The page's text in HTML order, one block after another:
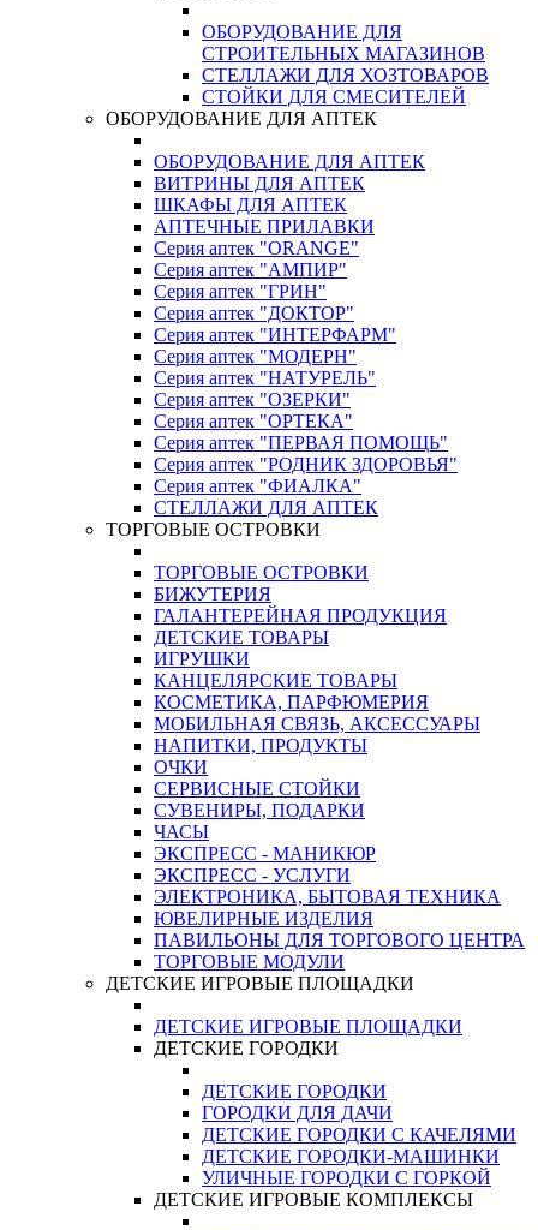
ОБОРУДОВАНИЕ ДЛЯ
СТРОИТЕЛЬНЫХ МАГАЗИНОВ
СТЕЛЛАЖИ ДЛЯ ХОЗТОВАРОВ
СТОЙКИ ДЛЯ СМЕСИТЕЛЕЙ
ОБОРУДОВАНИЕ ДЛЯ АПТЕК
ОБОРУДОВАНИЕ ДЛЯ АПТЕК
ВИТРИНЫ ДЛЯ АПТЕК
ШКАФЫ ДЛЯ АПТЕК
АПТЕЧНЫЕ ПРИЛАВКИ
Серия аптек "ORANGE"
Серия аптек "АМПИР"
Серия аптек "ГРИН"
Серия аптек "ДОКТОР"
Серия аптек "ИНТЕРФАРМ"
Серия аптек "МОДЕРН"
Серия аптек "НАТУРЕЛЬ"
Серия аптек "ОЗЕРКИ"
Серия аптек "ОРТЕКА"
Серия аптек "ПЕРВАЯ ПОМОЩЬ"
Серия аптек "РОДНИК ЗДОРОВЬЯ"
Серия аптек "ФИАЛКА"
СТЕЛЛАЖИ ДЛЯ АПТЕК
ТОРГОВЫЕ ОСТРОВКИ
ТОРГОВЫЕ ОСТРОВКИ
БИЖУТЕРИЯ
ГАЛАНТЕРЕЙНАЯ ПРОДУКЦИЯ
ДЕТСКИЕ ТОВАРЫ
ИГРУШКИ
КАНЦЕЛЯРСКИЕ ТОВАРЫ
КОСМЕТИКА, ПАРФЮМЕРИЯ
МОБИЛЬНАЯ СВЯЗЬ, АКСЕССУАРЫ
НАПИТКИ, ПРОДУКТЫ
ОЧКИ
СЕРВИСНЫЕ СТОЙКИ
СУВЕНИРЫ, ПОДАРКИ
ЧАСЫ
ЭКСПРЕСС - МАНИКЮР
ЭКСПРЕСС - УСЛУГИ
ЭЛЕКТРОНИКА, БЫТОВАЯ ТЕХНИКА
ЮВЕЛИРНЫЕ ИЗДЕЛИЯ
ПАВИЛЬОНЫ ДЛЯ ТОРГОВОГО ЦЕНТРА
ТОРГОВЫЕ МОДУЛИ
ДЕТСКИЕ ИГРОВЫЕ ПЛОЩАДКИ
ДЕТСКИЕ ИГРОВЫЕ ПЛОЩАДКИ
ДЕТСКИЕ ГОРОДКИ
ДЕТСКИЕ ГОРОДКИ
ГОРОДКИ ДЛЯ ДАЧИ
ДЕТСКИЕ ГОРОДКИ С КАЧЕЛЯМИ
ДЕТСКИЕ ГОРОДКИ-МАШИНКИ
УЛИЧНЫЕ ГОРОДКИ С ГОРКОЙ
ДЕТСКИЕ ИГРОВЫЕ КОМПЛЕКСЫ